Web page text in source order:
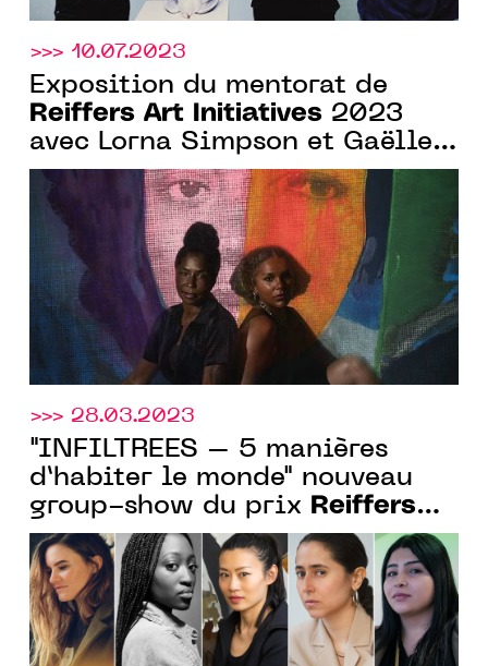
>>> 10.07.2023
Exposition du mentorat de
Reiffers Art Initiatives 2023
avec Lorna Simpson et Gaëlle
Choisne, du 18.10.2023 Au
18.11.2023
>>> 28.03.2023
"INFILTRÉES – 5 manières
d’habiter le monde" nouveau
group-show du prix
Reiffers
Art Initiativesdu 12.05 au 17.06